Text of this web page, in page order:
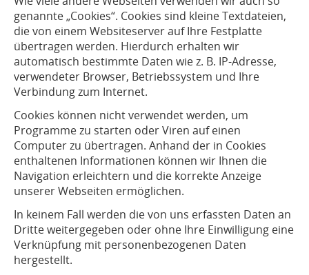
genannte „Cookies“. Cookies sind kleine Textdateien,
die von einem Websiteserver auf Ihre Festplatte
übertragen werden. Hierdurch erhalten wir
automatisch bestimmte Daten wie z. B. IP-Adresse,
verwendeter Browser, Betriebssystem und Ihre
Verbindung zum Internet.
Cookies können nicht verwendet werden, um
Programme zu starten oder Viren auf einen
Computer zu übertragen. Anhand der in Cookies
enthaltenen Informationen können wir Ihnen die
Navigation erleichtern und die korrekte Anzeige
unserer Webseiten ermöglichen.
In keinem Fall werden die von uns erfassten Daten an
Dritte weitergegeben oder ohne Ihre Einwilligung eine
Verknüpfung mit personenbezogenen Daten
hergestellt.